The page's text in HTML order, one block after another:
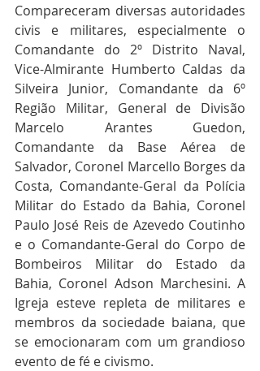
Compareceram diversas autoridades
civis e militares, especialmente o
Comandante do 2º Distrito Naval,
Vice-Almirante Humberto Caldas da
Silveira Junior, Comandante da 6º
Região Militar, General de Divisão
Marcelo Arantes Guedon,
Comandante da Base Aérea de
Salvador, Coronel Marcello Borges da
Costa, Comandante-Geral da Polícia
Militar do Estado da Bahia, Coronel
Paulo José Reis de Azevedo Coutinho
e o Comandante-Geral do Corpo de
Bombeiros Militar do Estado da
Bahia, Coronel Adson Marchesini. A
Igreja esteve repleta de militares e
membros da sociedade baiana, que
se emocionaram com um grandioso
evento de fé e civismo.